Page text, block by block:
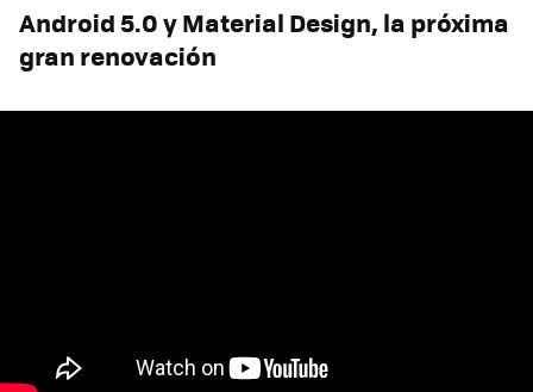
Android 5.0 y Material Design, la próxima
gran renovación